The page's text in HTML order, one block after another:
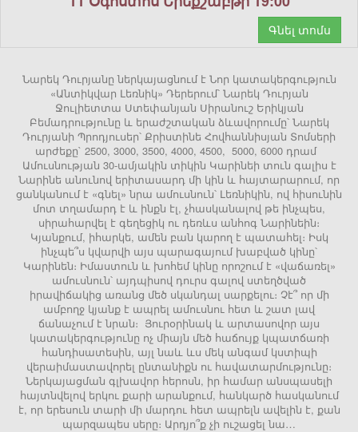
Գնել տոմս
Նարեկ Դուրյանը ներկայացնում է Նոր կատակերգություն
«Անտիկվար Լեռնիկ» Դերերում՝ Նարեկ Դուրյան
Ջուլիետտա Ստեփանյան Սիրանուշ Երիկյան
Բեմադրությունը և երաժշտական ձևավորումը՝ Նարեկ
Դուրյանի Պրոդյուսեր՝ Քրիստինե Հովհաննիսյան Տոմսերի
արժեքը` 2500, 3000, 3500, 4000, 4500, 5000, 6000 դրամ
Ամուսնության 30-ամյակին տիկին Կարինեի տուն գալիս է
Նարինե անունով երիտասարդ մի կին և հայտարարում, որ
ցանկանում է «գնել» նրա ամուսնուն՝ Լեռնիկին, ով հիսունին
մոտ տղամարդ է և ինքն էլ, չհասկանալով թե ինչպես,
սիրահարվել է գեղեցիկ ու դեռևս անհոգ Նարինեին։
Կյանքում, իհարկե, ամեն բան կարող է պատահել։ Իսկ
ինչպե՞ս կվարվի այս պարագայում խաբված կինը՝
Կարինեն։ Իմաստուն և խոհեմ կինը որոշում է «վաճառել»
ամուսնուն՝ այդպիսով դուրս գալով ստեղծված
իրավիճակից առանց մեծ սկանդալ սարքելու։ Չէ՞ որ մի
ամբողջ կյանք է ապրել ամուսնու հետ և շատ լավ
ճանաչում է նրան։ Յուրօրինակ և արտասովոր այս
կատակերգությունը ոչ միայն մեծ հաճույք կպատճառի
հանդիսատեսին, այլ նաև ևս մեկ անգամ կստիպի
վերաիմաստավորել ընտանիքն ու հավատարմությունը։
Ներկայացման գլխավոր հերոսն, իր համար անսպասելի
հայտնվելով երկու քարի արանքում, հանկարծ հասկանում
է, որ երեսուն տարի մի մարդու հետ ապրելն ավելին է, քան
պարզապես սերը։ Արդյո՞ք չի ուշացել նա…